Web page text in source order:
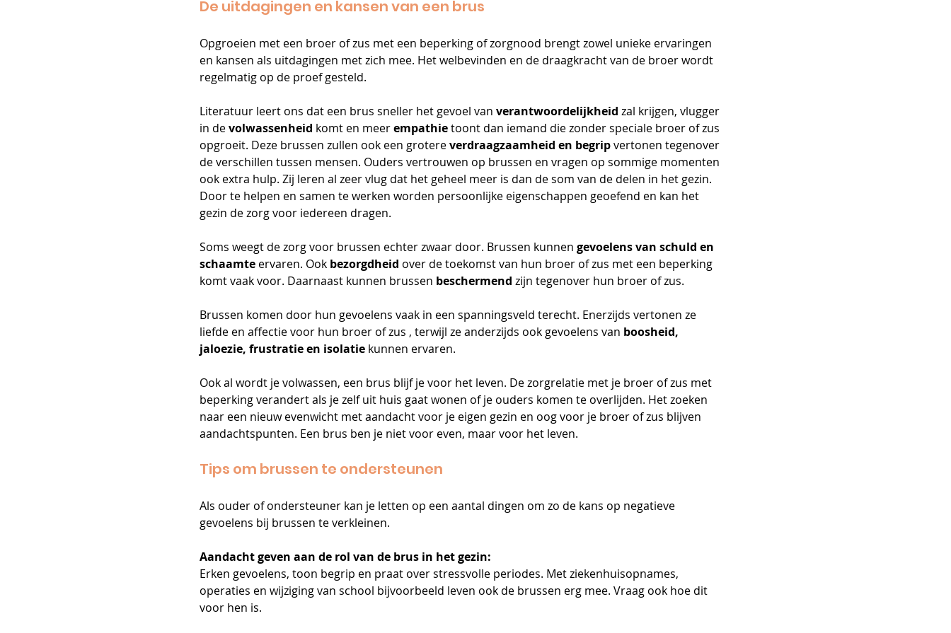
De uitdagingen en kansen van een brus
Opgroeien met een broer of zus met een beperking of zorgnood brengt zowel unieke ervaringen
en kansen als uitdagingen met zich mee. Het welbevinden en de draagkracht van de broer wordt
regelmatig op de proef gesteld.
Literatuur leert ons dat een brus sneller het gevoel van verantwoordelijkheid zal krijgen, vlugger
in de volwassenheid komt en meer empathie toont dan iemand die zonder speciale broer of zus
opgroeit. Deze brussen zullen ook een grotere verdraagzaamheid en begrip vertonen tegenover
de verschillen tussen mensen. Ouders vertrouwen op brussen en vragen op sommige momenten
ook extra hulp. Zij leren al zeer vlug dat het geheel meer is dan de som van de delen in het gezin.
Door te helpen en samen te werken worden persoonlijke eigenschappen geoefend en kan het
gezin de zorg voor iedereen dragen.
Soms weegt de zorg voor brussen echter zwaar door. Brussen kunnen gevoelens van schuld en
schaamte ervaren. Ook bezorgdheid over de toekomst van hun broer of zus met een beperking
komt vaak voor. Daarnaast kunnen brussen beschermend zijn tegenover hun broer of zus.
Brussen komen door hun gevoelens vaak in een spanningsveld terecht. Enerzijds vertonen ze
liefde en affectie voor hun broer of zus , terwijl ze anderzijds ook gevoelens van boosheid,
jaloezie, frustratie en isolatie kunnen ervaren.
Ook al wordt je volwassen, een brus blijf je voor het leven. De zorgrelatie met je broer of zus met
beperking verandert als je zelf uit huis gaat wonen of je ouders komen te overlijden. Het zoeken
naar een nieuw evenwicht met aandacht voor je eigen gezin en oog voor je broer of zus blijven
aandachtspunten. Een brus ben je niet voor even, maar voor het leven.
Tips om brussen te ondersteunen
Als ouder of ondersteuner kan je letten op een aantal dingen om zo de kans op negatieve
gevoelens bij brussen te verkleinen.
Aandacht geven aan de rol van de brus in het gezin:
Erken gevoelens, toon begrip en praat over stressvolle periodes. Met ziekenhuisopnames,
operaties en wijziging van school bijvoorbeeld leven ook de brussen erg mee. Vraag ook hoe dit
voor hen is.